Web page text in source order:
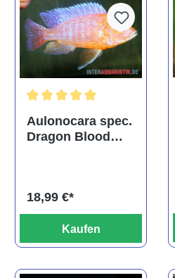
Durchschnittliche Bewertung
Aulonocara spec.
Dragon Blood
18,99 €*
Kaufen